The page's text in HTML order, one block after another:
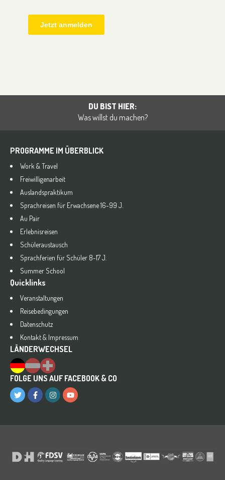
Jetzt anmelden
DU BIST HIER:
Was willst du machen?
PROGRAMME IM ÜBERBLICK
Work & Travel
Freiwilligenarbeit
Auslandspraktikum
Sprachreisen für Erwachsene 16-99 J.
Au Pair
Erlebnisreisen
Schüleraustausch
Sprachferien für Schüler 8-17 J.
Summer School
Quicklinks
Veranstaltungen
Reisebedingungen
Datenschutz
Kontakt & Impressum
LÄNDERWECHSEL
FOLGE UNS AUF FACEBOOK & CO